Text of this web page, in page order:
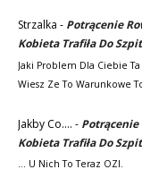
Strzalka - Potrącenie
Kobieta Trafiła Do
Jaki Problem Dla Ciebie
Wiesz Ze To Warunkowe
Jakby Co.... - Potrącenie
Kobieta Trafiła Do
... U Nich To Teraz OZI.